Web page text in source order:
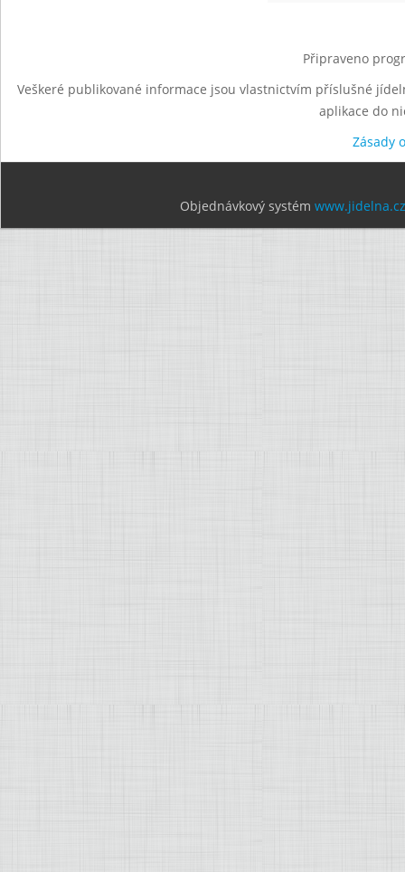
Připraveno
Veškeré publikované informace jsou vlastnictvím příslušné
aplikace do
Zásady
Objednávkový systém www.jidelna.cz